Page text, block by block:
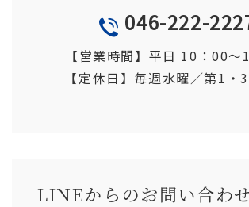
TEL
046-222-
【営業時間】平日 10：00〜
【定休日】 毎週水曜／第1・
LINEからのお問い合わ